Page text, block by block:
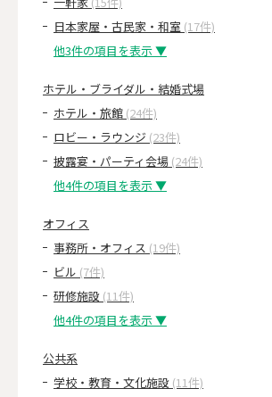
日本家屋・古民家・和室 (17件)
他3件の項目を表示 ▼
ホテル・ブライダル・結婚式場
ホテル・旅館 (24件)
ロビー・ラウンジ (23件)
披露宴・パーティ会場 (24件)
他4件の項目を表示 ▼
オフィス
事務所・オフィス (19件)
ビル (7件)
研修施設 (11件)
他4件の項目を表示 ▼
公共系
学校・教育・文化施設 (11件)